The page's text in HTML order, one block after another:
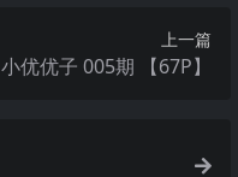
上一篇
小优优子 005期 【67P】